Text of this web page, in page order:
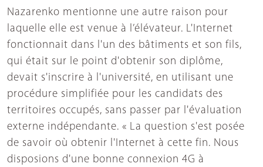
Nazarenko mentionne une autre raison pour
laquelle elle est venue à l’élévateur. L'Internet
fonctionnait dans l'un des bâtiments et son fils,
qui était sur le point d'obtenir son diplôme,
devait s'inscrire à l'université, en utilisant une
procédure simplifiée pour les candidats des
territoires occupés, sans passer par l'évaluation
externe indépendante. « La question s'est posée
de savoir où obtenir l'Internet à cette fin. Nous
disposions d'une bonne connexion 4G à